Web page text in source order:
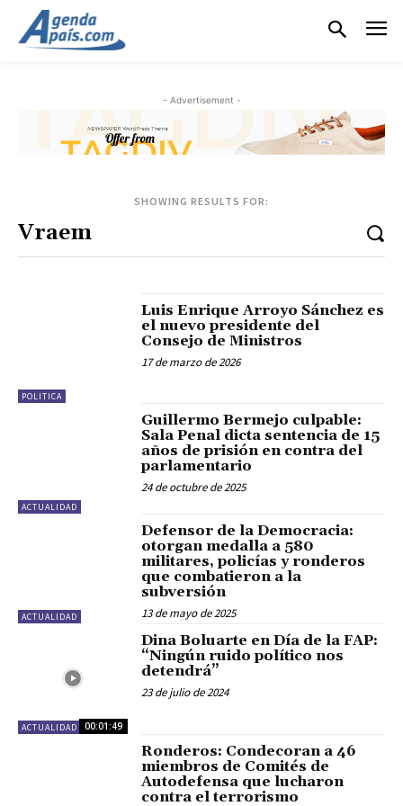
- Advertisement -
SHOWING RESULTS FOR:
POLITICA
Luis Enrique Arroyo Sánchez es
el nuevo presidente del
Consejo de Ministros
17 de marzo de 2026
ACTUALIDAD
Guillermo Bermejo culpable:
Sala Penal dicta sentencia de 15
años de prisión en contra del
parlamentario
24 de octubre de 2025
ACTUALIDAD
Defensor de la Democracia:
otorgan medalla a 580
militares, policías y ronderos
que combatieron a la
subversión
13 de mayo de 2025
ACTUALIDAD 00:01:49
Dina Boluarte en Día de la FAP:
“Ningún ruido político nos
detendrá”
23 de julio de 2024
Ronderos: Condecoran a 46
miembros de Comités de
Autodefensa que lucharon
contra el terrorismo